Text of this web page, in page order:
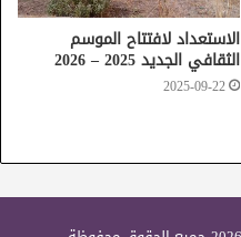
الاستعداد لافتتاح الموسم
الثقافي الجديد 2025 – 2026
2025-09-22